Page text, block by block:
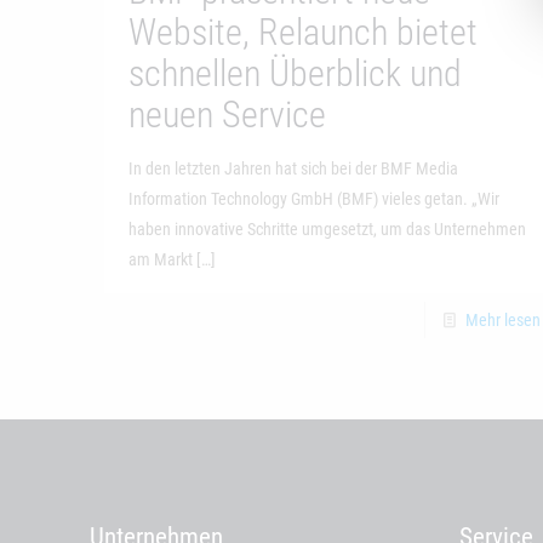
Website, Relaunch bietet
schnellen Überblick und
neuen Service
In den letzten Jahren hat sich bei der BMF Media
Information Technology GmbH (BMF) vieles getan. „Wir
haben innovative Schritte umgesetzt, um das Unternehmen
am Markt […]
Mehr lesen